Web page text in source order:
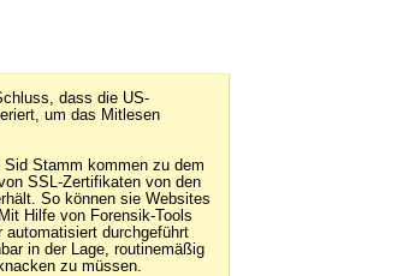
dass die US-
um das Mitlesen
Sid Stamm kommen zu dem
SSL-Zertifikaten von den
So können sie Websites
Hilfe von Forensik-Tools
automatisiert durchgeführt
in der Lage, routinemäßig
zu müssen.